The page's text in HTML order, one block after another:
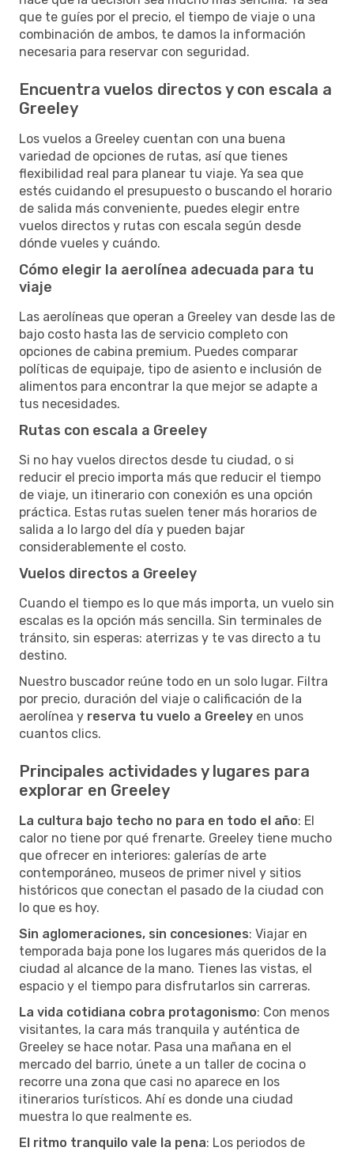
que te guíes por el precio, el tiempo de viaje o una
combinación de ambos, te damos la información
necesaria para reservar con seguridad.
Encuentra vuelos directos y con escala a
Greeley
Los vuelos a Greeley cuentan con una buena
variedad de opciones de rutas, así que tienes
flexibilidad real para planear tu viaje. Ya sea que
estés cuidando el presupuesto o buscando el horario
de salida más conveniente, puedes elegir entre
vuelos directos y rutas con escala según desde
dónde vueles y cuándo.
Cómo elegir la aerolínea adecuada para tu
viaje
Las aerolíneas que operan a Greeley van desde las de
bajo costo hasta las de servicio completo con
opciones de cabina premium. Puedes comparar
políticas de equipaje, tipo de asiento e inclusión de
alimentos para encontrar la que mejor se adapte a
tus necesidades.
Rutas con escala a Greeley
Si no hay vuelos directos desde tu ciudad, o si
reducir el precio importa más que reducir el tiempo
de viaje, un itinerario con conexión es una opción
práctica. Estas rutas suelen tener más horarios de
salida a lo largo del día y pueden bajar
considerablemente el costo.
Vuelos directos a Greeley
Cuando el tiempo es lo que más importa, un vuelo sin
escalas es la opción más sencilla. Sin terminales de
tránsito, sin esperas: aterrizas y te vas directo a tu
destino.
Nuestro buscador reúne todo en un solo lugar. Filtra
por precio, duración del viaje o calificación de la
aerolínea y reserva tu vuelo a Greeley en unos
cuantos clics.
Principales actividades y lugares para
explorar en Greeley
La cultura bajo techo no para en todo el año: El
calor no tiene por qué frenarte. Greeley tiene mucho
que ofrecer en interiores: galerías de arte
contemporáneo, museos de primer nivel y sitios
históricos que conectan el pasado de la ciudad con
lo que es hoy.
Sin aglomeraciones, sin concesiones: Viajar en
temporada baja pone los lugares más queridos de la
ciudad al alcance de la mano. Tienes las vistas, el
espacio y el tiempo para disfrutarlos sin carreras.
La vida cotidiana cobra protagonismo: Con menos
visitantes, la cara más tranquila y auténtica de
Greeley se hace notar. Pasa una mañana en el
mercado del barrio, únete a un taller de cocina o
recorre una zona que casi no aparece en los
itinerarios turísticos. Ahí es donde una ciudad
muestra lo que realmente es.
El ritmo tranquilo vale la pena: Los periodos de